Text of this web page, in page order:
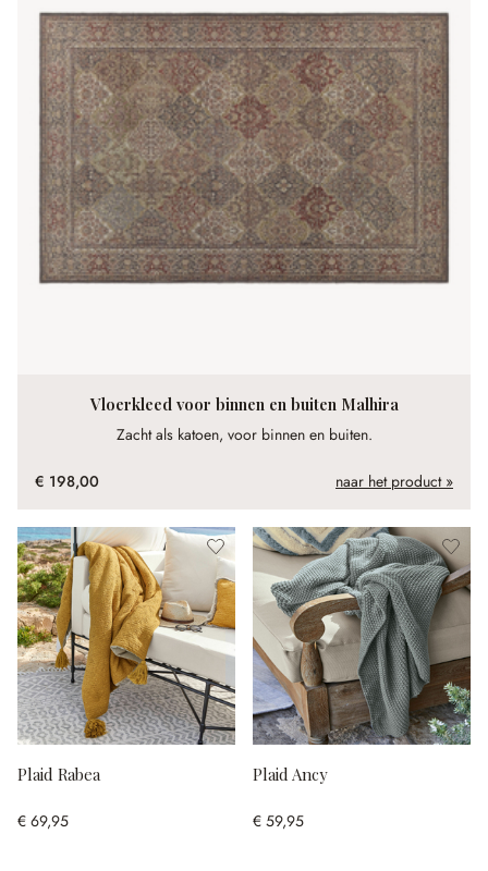
Vloerkleed voor binnen en buiten Malhira
Zacht als katoen, voor binnen en buiten.
€ 198,00 naar het product »
Plaid Rabea
€ 69,95
Plaid Ancy
€ 59,95